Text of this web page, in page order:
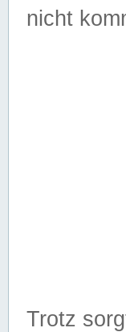
nicht
Trotz